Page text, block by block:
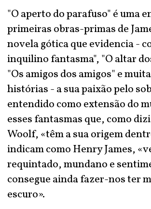
"O aperto do parafuso" é uma
primeiras obras-primas de
novela gótica que evidencia -
inquilino fantasma", "O altar
"Os amigos dos amigos" e
histórias - a sua paixão pelo
entendido como extensão do
esses fantasmas que, como
Woolf, «têm a sua origem
indicam como Henry James,
requintado, mundano e
consegue ainda fazer-nos ter
escuro».